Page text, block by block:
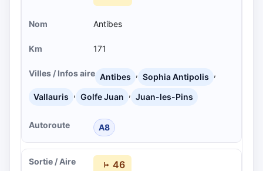
Antibes
171
Antibes , Sophia Antipolis ,
Vallauris , Golfe Juan , Juan-les-Pins
A8
46